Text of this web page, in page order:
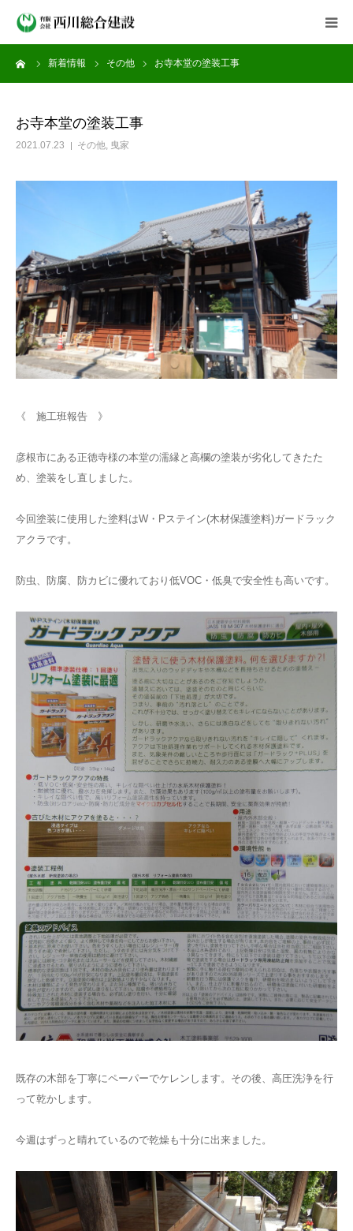
新着情報 その他 お寺本堂の塗装工事
お寺本堂の塗装工事
2021.07.23 その他, 曳家
《 施工班報告 》
彦根市にある正徳寺様の本堂の濡縁と高欄の塗装が劣化してきたた
め、塗装をし直しました。
今回塗装に使用した塗料はW・Pステイン(木材保護塗料)ガードラック
アクラです。
防虫、防腐、防カビに優れており低VOC・低臭で安全性も高いです。
既存の木部を丁寧にペーパーでケレンします。その後、高圧洗浄を行
って乾かします。
今週はずっと晴れているので乾燥も十分に出来ました。
会社案内
よくある質問
採用情報
お問い合わせ
LINEでのお問い合わせ